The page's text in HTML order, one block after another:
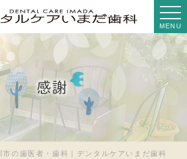
MENU
感謝
市の歯医者・歯科｜デンタルケアいまだ歯科